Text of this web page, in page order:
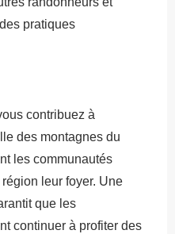
pratiques
contribuez à
des montagnes du
les communautés
leur foyer. Une
que les
continuer à profiter des